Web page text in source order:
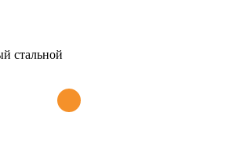
стальной